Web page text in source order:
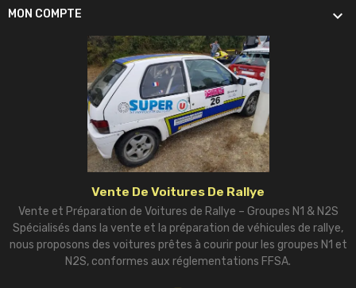
MON COMPTE 
Vente De Voitures De Rallye
Vente et Préparation de Voitures de Rallye – Groupes N1 & N2S
Spécialisés dans la vente et la préparation de véhicules de rallye,
nous proposons des voitures prêtes à courir pour les groupes N1 et
N2S, conformes aux réglementations FFSA.